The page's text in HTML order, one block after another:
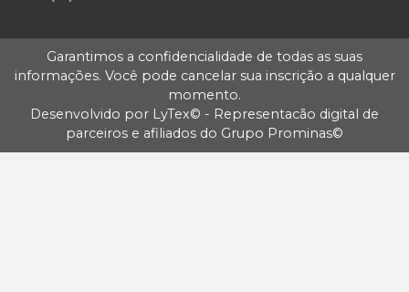
Garantimos a confidencialidade de todas as suas
informações. Você pode cancelar sua inscrição a qualquer
momento.
Desenvolvido por LyTex© - Representacão digital de
parceiros e afiliados do Grupo Prominas©